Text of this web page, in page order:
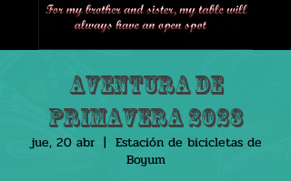
Aventura de
primavera 2023
jue, 20 abr
  |
Estación de bicicletas de
Boyum